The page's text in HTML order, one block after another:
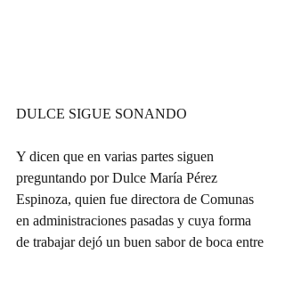
DULCE SIGUE SONANDO
Y dicen que en varias partes siguen
preguntando por Dulce María Pérez
Espinoza, quien fue directora de Comunas
en administraciones pasadas y cuya forma
de trabajar dejó un buen sabor de boca entre